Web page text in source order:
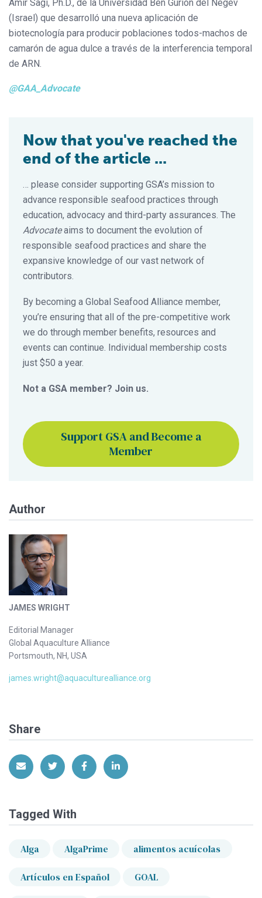
Amir Sagi, Ph.D., de la Universidad Ben Gurion del Negev
(Israel) que desarrolló una nueva aplicación de
biotecnología para producir poblaciones todos-machos de
camarón de agua dulce a través de la interferencia temporal
de ARN.
@GAA_Advocate
Now that you've reached the
end of the article ...
… please consider supporting GSA’s mission to
advance responsible seafood practices through
education, advocacy and third-party assurances. The
Advocateaims to document the evolution of
responsible seafood practices and share the
expansive knowledge of our vast network of
contributors.
By becoming a Global Seafood Alliance member,
you’re ensuring that all of the pre-competitive work
we do through member benefits, resources and
events can continue. Individual membership costs
just $50 a year.
Not a GSA member? Join us.
Support GSA and Become a
Member
Author
JAMES WRIGHT
Editorial Manager
Global Aquaculture Alliance
Portsmouth, NH, USA
james.wright@aquaculturealliance.org
Share
Share via EmailShare on Twitter
Share on Facebook
Share on LinkedIn
Tagged With
Alga AlgaPrime alimentos acuícolas
Artículos en Español GOAL